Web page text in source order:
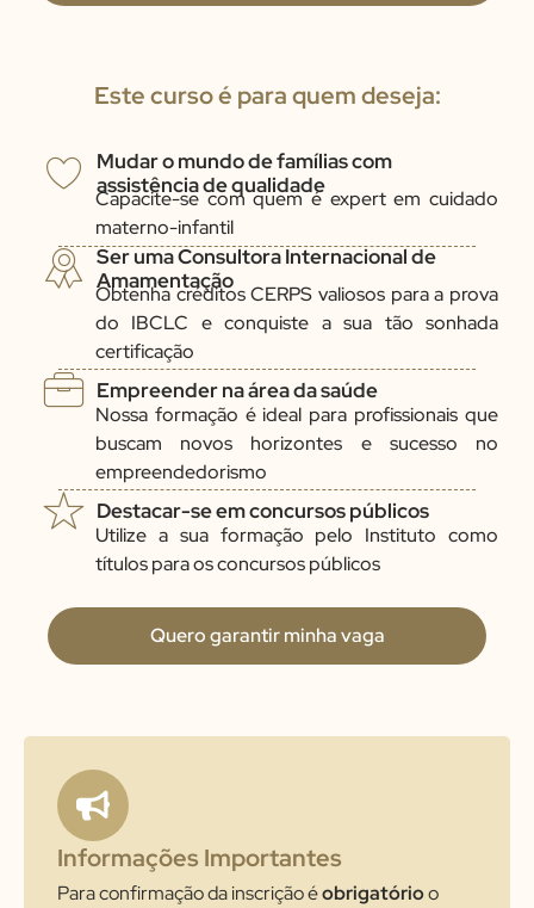
Este curso é para quem deseja:
Mudar o mundo de famílias com
assistência de qualidade
Capacite-se com quem é expert em cuidado
materno-infantil
Ser uma Consultora Internacional de
Amamentação
Obtenha créditos CERPS valiosos para a prova
do IBCLC e conquiste a sua tão sonhada
certificação
Empreender na área da saúde
Nossa formação é ideal para profissionais que
buscam novos horizontes e sucesso no
empreendedorismo
Destacar-se em concursos públicos
Utilize a sua formação pelo Instituto como
títulos para os concursos públicos
Quero garantir minha vaga
Informações Importantes
Para confirmação da inscrição éobrigatórioo